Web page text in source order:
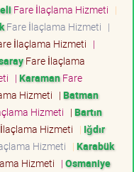
Fare İlaçlama Hizmeti |
Fare İlaçlama Hizmeti |
İlaçlama Hizmeti |
Fare İlaçlama
| KaramanFare
Hizmeti | Batman
Hizmeti | Bartın
Hizmeti | Iğdır
Hizmeti | Karabük
Hizmeti | Osmaniye